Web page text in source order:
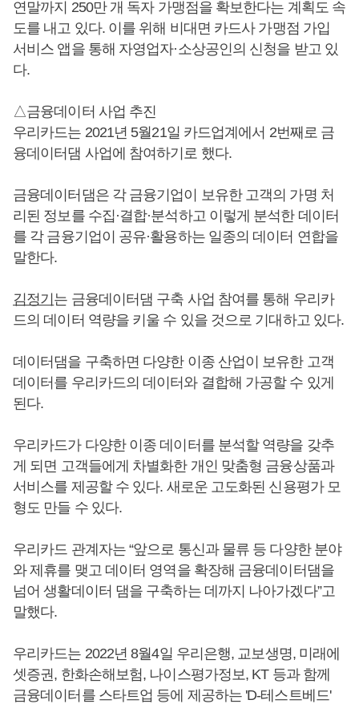
연말까지 250만 개 독자 가맹점을 확보한다는 계획도 속
도를 내고 있다. 이를 위해 비대면 카드사 가맹점 가입
서비스 앱을 통해 자영업자·소상공인의 신청을 받고 있
다.
△금융데이터 사업 추진
우리카드는 2021년 5월21일 카드업계에서 2번째로 금
융데이터댐 사업에 참여하기로 했다.
금융데이터댐은 각 금융기업이 보유한 고객의 가명 처
리된 정보를 수집·결합·분석하고 이렇게 분석한 데이터
를 각 금융기업이 공유·활용하는 일종의 데이터 연합을
말한다.
김정기는 금융데이터댐 구축 사업 참여를 통해 우리카
드의 데이터 역량을 키울 수 있을 것으로 기대하고 있다.
데이터댐을 구축하면 다양한 이종 산업이 보유한 고객
데이터를 우리카드의 데이터와 결합해 가공할 수 있게
된다.
우리카드가 다양한 이종 데이터를 분석할 역량을 갖추
게 되면 고객들에게 차별화한 개인 맞춤형 금융상품과
서비스를 제공할 수 있다. 새로운 고도화된 신용평가 모
형도 만들 수 있다.
우리카드 관계자는 “앞으로 통신과 물류 등 다양한 분야
와 제휴를 맺고 데이터 영역을 확장해 금융데이터댐을
넘어 생활데이터 댐을 구축하는 데까지 나아가겠다”고
말했다.
우리카드는 2022년 8월4일 우리은행, 교보생명, 미래에
셋증권, 한화손해보험, 나이스평가정보, KT 등과 함께
금융데이터를 스타트업 등에 제공하는 'D-테스트베드'